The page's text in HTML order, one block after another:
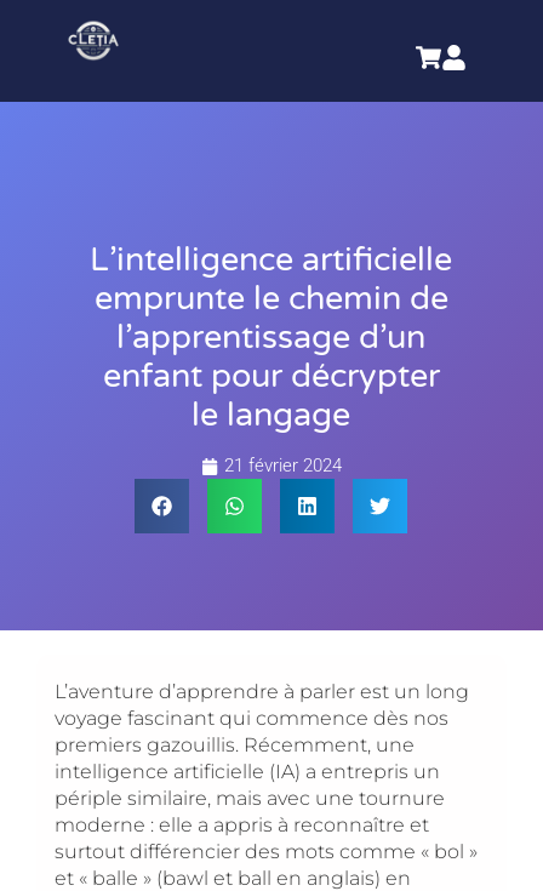
L’intelligence artificielle
emprunte le chemin de
l’apprentissage d’un
enfant pour décrypter
le langage
21 février 2024
L’aventure d’apprendre à parler est un long
voyage fascinant qui commence dès nos
premiers gazouillis. Récemment, une
intelligence artificielle (IA) a entrepris un
périple similaire, mais avec une tournure
moderne : elle a appris à reconnaître et
surtout différencier des mots comme « bol »
et « balle » (bawl et ball en anglais) en